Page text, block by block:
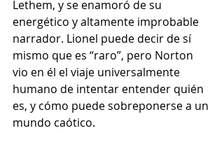
Lethem, y se enamoró de su
energético y altamente improbable
narrador. Lionel puede decir de sí
mismo que es “raro”, pero Norton
vio en él el viaje universalmente
humano de intentar entender quién
es, y cómo puede sobreponerse a un
mundo caótico.